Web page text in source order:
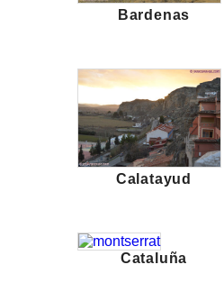
Bardenas
Calatayud
Cataluña